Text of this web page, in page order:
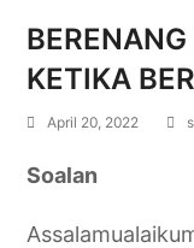
KETIKA
April 20, 2022
Soalan